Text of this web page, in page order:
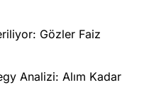
Gözler Faiz
Analizi: Alım Kadar